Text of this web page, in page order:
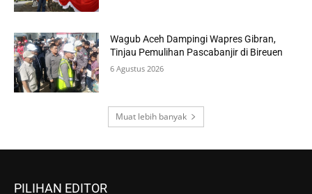
Wagub Aceh Dampingi Wapres Gibran,
Tinjau Pemulihan Pascabanjir di Bireuen
6 Agustus 2026
Muat lebih banyak
PILIHAN EDITOR